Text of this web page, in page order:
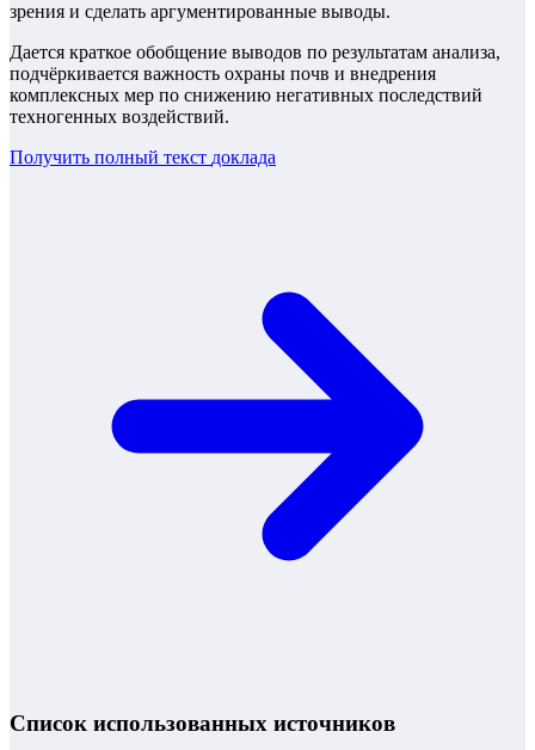
зрения и сделать аргументированные выводы.
Дается краткое обобщение выводов по результатам анализа,
подчёркивается важность охраны почв и внедрения
комплексных мер по снижению негативных последствий
техногенных воздействий.
Получить полный текст доклада
Список использованных источников